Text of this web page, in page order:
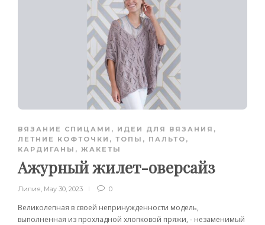
ВЯЗАНИЕ СПИЦАМИ , ИДЕИ ДЛЯ ВЯЗАНИЯ ,
ЛЕТНИЕ КОФТОЧКИ, ТОПЫ , ПАЛЬТО,
КАРДИГАНЫ, ЖАКЕТЫ
Ажурный жилет-оверсайз
Лилия May 30, 2023 0
Великолепная в своей непринужденности модель,
выполненная из прохладной хлопковой пряжи, - незаменимый